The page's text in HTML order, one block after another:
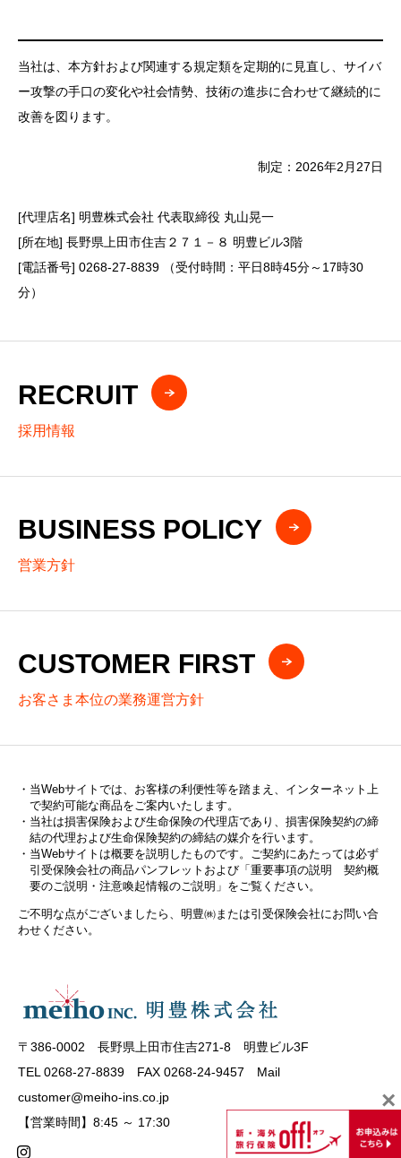
当社は、本方針および関連する規定類を定期的に見直し、サイバ
ー攻撃の手口の変化や社会情勢、技術の進歩に合わせて継続的に
改善を図ります。
制定：2026年2月27日
[代理店名] 明豊株式会社 代表取締役 丸山晃一
[所在地] 長野県上田市住吉２７１－８ 明豊ビル3階
[電話番号] 0268-27-8839 （受付時間：平日8時45分～17時30
分）
RECRUIT
採用情報
BUSINESS POLICY
営業方針
CUSTOMER FIRST
お客さま本位の業務運営方針
当Webサイトでは、お客様の利便性等を踏まえ、インターネット上
で契約可能な商品をご案内いたします。
当社は損害保険および生命保険の代理店であり、損害保険契約の締
結の代理および生命保険契約の締結の媒介を行います。
当Webサイトは概要を説明したものです。ご契約にあたっては必ず
引受保険会社の商品パンフレットおよび「重要事項の説明 契約概
要のご説明・注意喚起情報のご説明」をご覧ください。
ご不明な点がございましたら、明豊㈱または引受保険会社にお問い合
わせください。
〒386-0002 長野県上田市住吉271-8 明豊ビル3F
TEL 0268-27-8839 FAX 0268-24-9457 Mail
customer@meiho-ins.co.jp
【営業時間】8:45 ～ 17:30
×